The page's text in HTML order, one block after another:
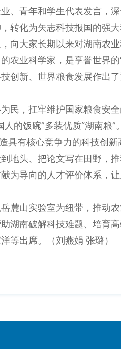
青年和学生代表发言，
转化为矢志科技报国的强大
大家长期以来对湖南农
农业科学家，是享誉世界
创新、世界粮食发展作出
，扛牢维护国家粮食安全
的饭碗”多装优质“湖南
具有核心竞争力的科技创
地头、把论文写在田野，
为导向的人才评价体系，
山实验室为纽带，推动
湖南破解科技难题、培育高
出席。（刘燕娟 张璐）